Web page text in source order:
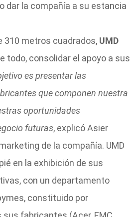
dar la compañía a su estancia
310 metros cuadrados, UMD
todo, consolidar el apoyo a sus
es presentar las
que componen nuestra
oportunidades
futuras, explicó Asier
de la compañía. UMD
en la exhibición de sus
con un departamento
constituido por